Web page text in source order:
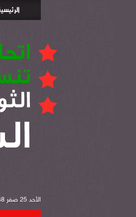
الأحد 25 صفر 1448هـ الموافق 2026-08-09